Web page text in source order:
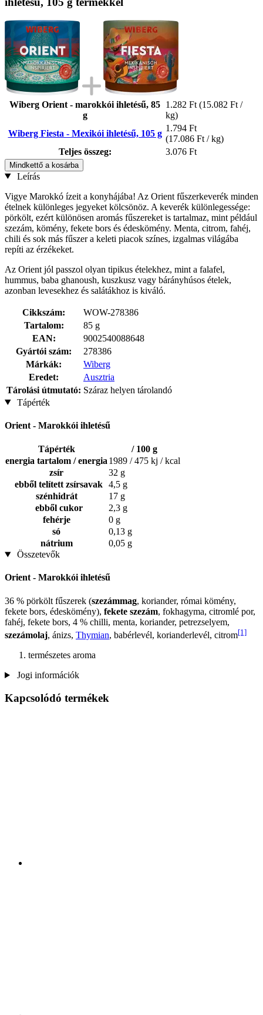
Wiberg Orient - marokkói ihletésű, 85
g
1.282 Ft (15.082 Ft /
kg)
Wiberg Fiesta - Mexikói ihletésű, 105 g
1.794 Ft
(17.086 Ft / kg)
Teljes összeg:
3.076 Ft
Mindkettő a kosárba
Leírás
Vigye Marokkó ízeit a konyhájába! Az Orient fűszerkeverék minden
ételnek különleges jegyeket kölcsönöz. A keverék különlegessége:
pörkölt, ezért különösen aromás fűszereket is tartalmaz, mint például
szezám, kömény, fekete bors és édeskömény. Menta, citrom, fahéj,
chili és sok más fűszer a keleti piacok színes, izgalmas világába
repíti az érzékeket.
Az Orient jól passzol olyan tipikus ételekhez, mint a falafel,
hummus, baba ghanoush, kuszkusz vagy bárányhúsos ételek,
azonban levesekhez és salátákhoz is kiváló.
Cikkszám:
WOW-278386
Tartalom:
85 g
EAN:
9002540088648
Gyártói szám:
278386
Márkák:
Wiberg
Eredet:
Ausztria
Tárolási útmutató: Száraz helyen tárolandó
Tápérték
Orient - Marokkói ihletésű
Tápérték
/ 100 g
energia tartalom / energia 1989 / 475 kj / kcal
zsír
32 g
ebből telített zsírsavak 4,5 g
szénhidrát
17 g
ebből cukor
2,3 g
fehérje
0 g
só
0,13 g
nátrium
0,05 g
Összetevők
Orient - Marokkói ihletésű
36 % pörkölt fűszerek (szezámmag, koriander, római kömény,
fekete bors, édeskömény), fekete szezám, fokhagyma, citromlé por,
fahéj, fekete bors, 4 % chilli, menta, koriander, petrezselyem,
szezámolaj, ánizs, Thymian, babérlevél, korianderlevél, citrom[1]
természetes aroma
Jogi információk
Kapcsolódó termékek